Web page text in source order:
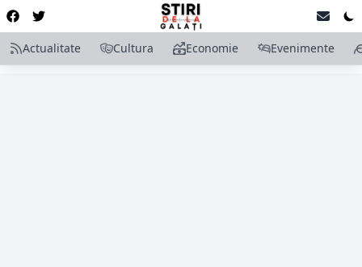
Actualitate Cultura Economie Evenimente